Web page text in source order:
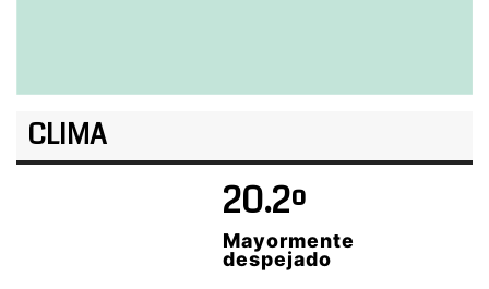
CLIMA
20.2º
Mayormente
despejado